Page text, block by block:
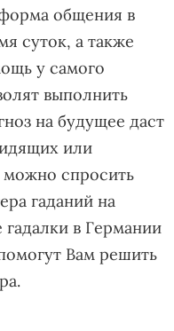
общения в
суток, а также
у самого
выполнить
на будущее даст
или
спросить
гаданий на
в Германии
Вам решить